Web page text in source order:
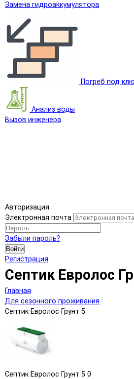
Замена гидроаккумулятора
Погреб под
Анализ воды
Вызов инженера
Авторизация
Электронная почта
Забыли пароль?
Войти
Регистрация
Септик Евролос
Главная
Для сезонного проживания
Септик Евролос Грунт 5
Септик Евролос Грунт 5 0